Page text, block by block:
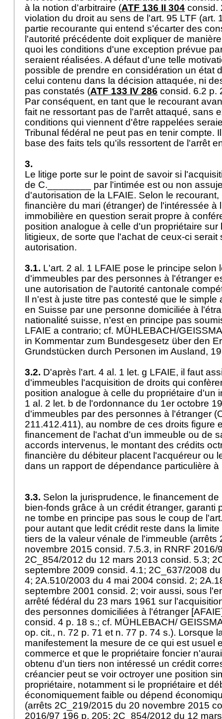
à la notion d'arbitraire (ATF 136 II 304 consid.
violation du droit au sens de l'art. 95 LTF (art.
partie recourante qui entend s'écarter des
l'autorité précédente doit expliquer de
quoi les conditions d'une exception prévue
seraient réalisées. A défaut d'une telle
possible de prendre en considération un état
celui contenu dans la décision attaquée, ni
pas constatés (ATF 133 IV 286 consid. 6.2 p.
Par conséquent, en tant que le recourant
fait ne ressortant pas de l'arrêt attaqué, sans
conditions qui viennent d'être rappelées
Tribunal fédéral ne peut pas en tenir compte.
base des faits tels qu'ils ressortent de l'arrêt
3.
Le litige porte sur le point de savoir si
de C.________ par l'intimée est ou non
d'autorisation de la LFAIE. Selon le
financière du mari (étranger) de l'intéressée à
immobilière en question serait propre à
position analogue à celle d'un propriétaire sur
litigieux, de sorte que l'achat de ceux-ci serait
autorisation.
3.1. L'art. 2 al. 1 LFAIE pose le principe selon
d'immeubles par des personnes à l'étranger
une autorisation de l'autorité cantonale
Il n'est à juste titre pas contesté que le simple
en Suisse par une personne domiciliée à
nationalité suisse, n'est en principe pas
LFAIE a contrario; cf. MÜHLEBACH/
in Kommentar zum Bundesgesetz über den
Grundstücken durch Personen im Ausland,
3.2. D'après l'art. 4 al. 1 let. g LFAIE, il faut
d'immeubles l'acquisition de droits qui
position analogue à celle du propriétaire d'un
1 al. 2 let. b de l'ordonnance du 1er octobre
d'immeubles par des personnes à l'étranger
211.412.411), au nombre de ces droits figure
financement de l'achat d'un immeuble ou de
accords intervenus, le montant des crédits
financière du débiteur placent l'acquéreur ou
dans un rapport de dépendance particulière
3.3. Selon la jurisprudence, le financement
bien-fonds grâce à un crédit étranger, garanti
ne tombe en principe pas sous le coup de l'
pour autant que ledit crédit reste dans la
tiers de la valeur vénale de l'immeuble (arrêts
novembre 2015 consid. 7.5.3, in RNRF 2016/
2C_854/2012 du 12 mars 2013 consid. 5.3;
septembre 2009 consid. 4.1; 2C_637/2008
4; 2A.510/2003 du 4 mai 2004 consid. 2;
septembre 2001 consid. 2; voir aussi, sous
arrêté fédéral du 23 mars 1961 sur
des personnes domiciliées à l'étranger
consid. 4 p. 18 s.; cf. MÜHLEBACH/
op. cit., n. 72 p. 71 et n. 77 p. 74 s.). Lorsque
manifestement la mesure de ce qui est usuel
commerce et que le propriétaire foncier
obtenu d'un tiers non intéressé un crédit
créancier peut se voir octroyer une position
propriétaire, notamment si le propriétaire et
économiquement faible ou dépend
(arrêts 2C_219/2015 du 20 novembre 2015
2016/97 196 p. 205; 2C_854/2012 du 12